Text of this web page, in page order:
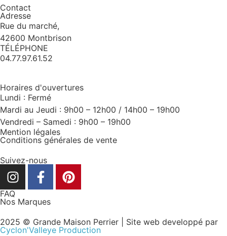
Contact
Adresse
Rue du marché,
42600 Montbrison
TÉLÉPHONE
04.77.97.61.52
Horaires d'ouvertures
Lundi : Fermé
Mardi au Jeudi : 9h00 – 12h00 / 14h00 – 19h00
Vendredi – Samedi : 9h00 – 19h00
Mention légales
Conditions générales de vente
Suivez-nous
FAQ
Nos Marques
2025 © Grande Maison Perrier | Site web developpé par
Cyclon'Valleye Production